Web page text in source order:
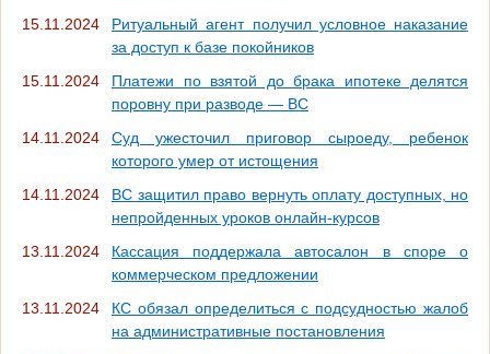
15.11.2024
Ритуальный агент получил условное наказание
за доступ к базе покойников
15.11.2024
Платежи по взятой до брака ипотеке делятся
поровну при разводе — ВС
14.11.2024
Суд ужесточил приговор сыроеду, ребенок
которого умер от истощения
14.11.2024
ВС защитил право вернуть оплату доступных, но
непройденных уроков онлайн-курсов
13.11.2024
Кассация поддержала автосалон в споре о
коммерческом предложении
13.11.2024
КС обязал определиться с подсудностью жалоб
на административные постановления